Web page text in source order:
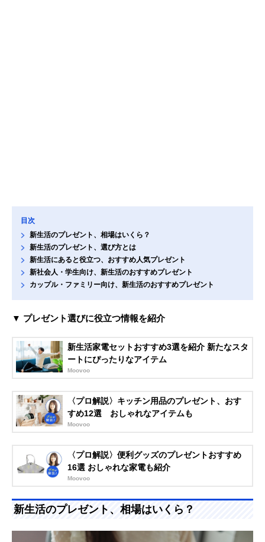
目次
新生活のプレゼント、相場はいくら？
新生活のプレゼント、選び方とは
新生活にあると役立つ、おすすめ人気プレゼント
新社会人・学生向け、新生活のおすすめプレゼント
カップル・ファミリー向け、新生活のおすすめプレゼント
▼ プレゼント選びに役立つ情報を紹介
新生活家電セットおすすめ3選を紹介 新たなスタ
ートにぴったりなアイテム
Moovoo
〈プロ解説〉キッチン用品のプレゼント、おす
すめ12選 おしゃれなアイテムも
Moovoo
〈プロ解説〉便利グッズのプレゼントおすすめ
16選 おしゃれな家電も紹介
Moovoo
新生活のプレゼント、相場はいくら？